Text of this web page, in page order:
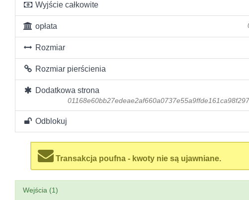
Wyjście całkowite
opłata
Rozmiar
Rozmiar pierścienia
Dodatkowa strona
Odblokuj
Transakcja poufna - kwoty nie są ujawniane.
Wejścia (1)